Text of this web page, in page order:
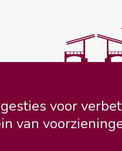
voor
van